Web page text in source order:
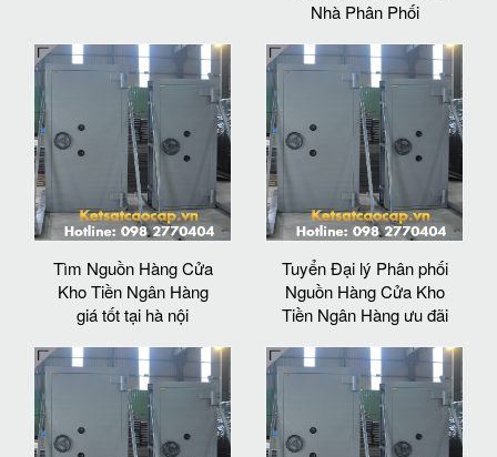
Nhà Phân Phối
Tìm Nguồn Hàng Cửa
Kho Tiền Ngân Hàng
giá tốt tại hà nội
Tuyển Đại lý Phân phối
Nguồn Hàng Cửa Kho
Tiền Ngân Hàng ưu đãi